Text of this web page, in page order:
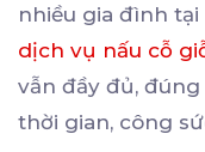
nhiều gia đình tại
dịch vụ nấu cỗ
vẫn đầy đủ,
thời gian, công